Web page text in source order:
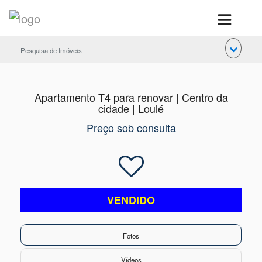
Pesquisa de Imóveis
Apartamento T4 para renovar | Centro da
cidade | Loulé
Preço sob consulta
VENDIDO
Fotos
Vídeos